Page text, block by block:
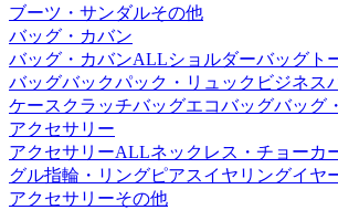
ブーツ・サンダルその他
バッグ・カバン
バッグ・カバンALLショルダーバッグ ト
バッグバックパック・リュック ビジネス
ケース クラッチバッグエコバッグバッグ
アクセサリー
アクセサリーALLネックレス・チョーカ
グル指輪・リングピアスイヤリングイヤ
アクセサリーその他